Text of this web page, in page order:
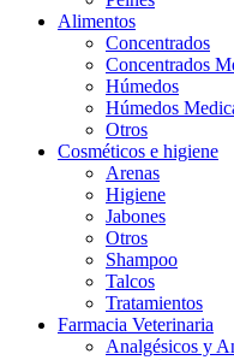
Alimentos
Concentrados
Concentrados
Húmedos
Húmedos
Otros
Cosméticos e higiene
Arenas
Higiene
Jabones
Otros
Shampoo
Talcos
Tratamientos
Farmacia Veterinaria
Analgésicos y